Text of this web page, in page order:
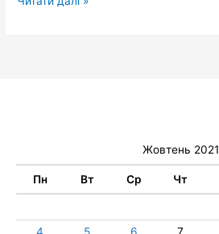
Жовтень 2021
Пн Вт Ср Чт